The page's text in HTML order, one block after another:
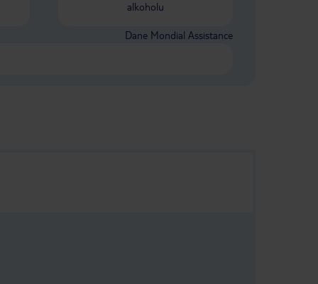
alkoholu
Dane Mondial Assistance